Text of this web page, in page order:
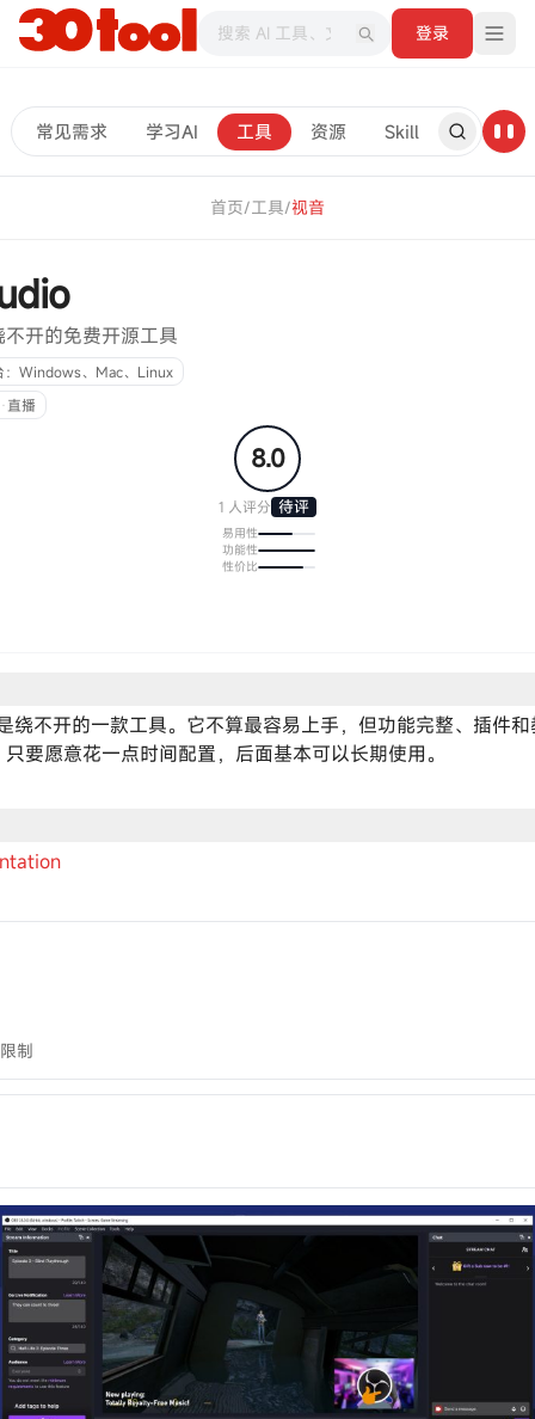
登录
常见需求 学习AI 工具 资源 Skill
首页/工具/视音
开的免费开源工具
：Windows、Mac、Linux
·直播
8.0
1 人评分 待评
易用性
功能性
性价比
绕不开的一款工具。它不算最容易上手，但功能完整、插件
要愿意花一点时间配置，后面基本可以长期使用。
制